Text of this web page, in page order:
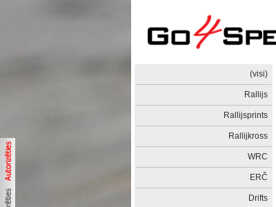
(visi)
Rallijs
Rallijsprints
Rallijkross
WRC
ERČ
Drifts